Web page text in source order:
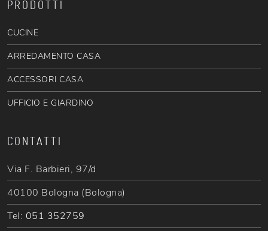
PRODOTTI
CUCINE
ARREDAMENTO CASA
ACCESSORI CASA
UFFICIO E GIARDINO
CONTATTI
Via F. Barbieri, 97/d
40100 Bologna (Bologna)
Tel: 051 352759